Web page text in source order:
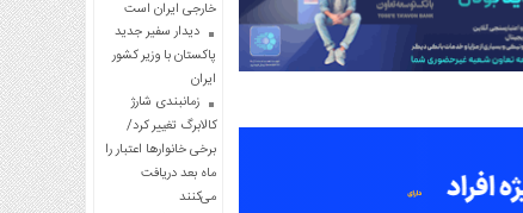
خارجی ایران است
دیدار سفیر جدید
پاکستان با وزیر کشور
ایران
زمانبندی شارژ
کالابرگ تغییر کرد/
برخی خانوارها اعتبار را
ماه بعد دریافت
می‌کنند